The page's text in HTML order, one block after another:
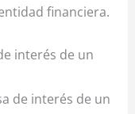
financiera.
interés de un
de interés de un